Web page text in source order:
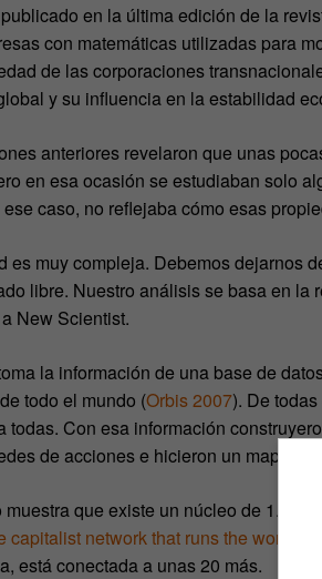
en la última edición de la
con matemáticas utilizadas para
de las corporaciones
y su influencia en la estabilidad
anteriores revelaron que unas
en esa ocasión se estudiaban solo
caso, no reflejaba cómo esas
es muy compleja. Debemos dejarnos
libre. Nuestro análisis se basa en la
New Scientist.
la información de una base de
todo el mundo (Orbis 2007). De
todas. Con esa información
de acciones e hicieron un mapa de
que existe un núcleo de 1.318
capitalist network that runs the world
.
está conectada a unas 20 más.